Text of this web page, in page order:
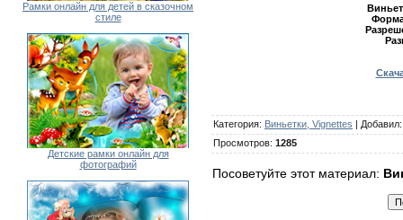
Рамки онлайн для детей в сказочном
стиле
Детские рамки онлайн для
фотографий
Категория: Виньетки, Vignettes | Добавил
Просмотров: 1285
Посоветуйте этот материал: